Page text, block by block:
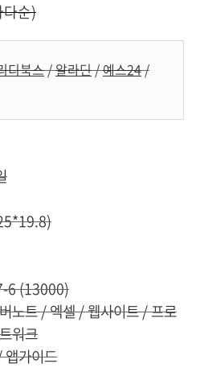
순)
디북스/알라딘/예스24/
6 (13000)
노트 / 엑셀 / 웹사이트 / 프로
워크
앱가이드